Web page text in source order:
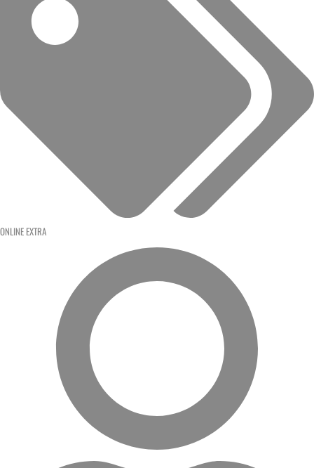
ONLINE EXTRA